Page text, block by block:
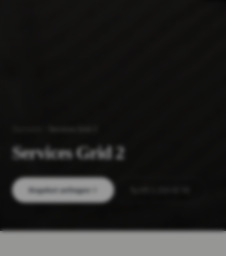
Services Grid 2
Angebot anfragen